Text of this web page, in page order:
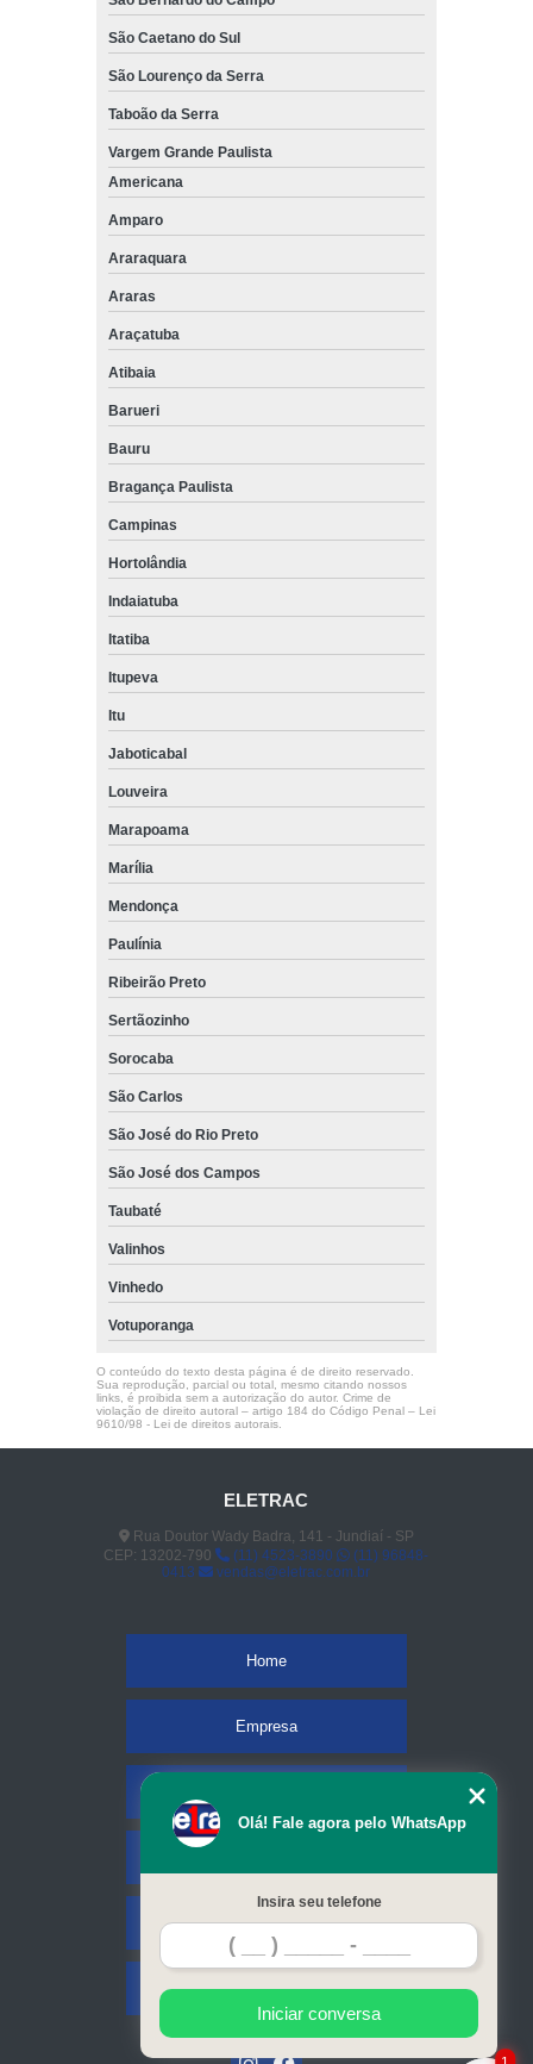
São Caetano do Sul
São Lourenço da Serra
Taboão da Serra
Vargem Grande Paulista
Americana
Amparo
Araraquara
Araras
Araçatuba
Atibaia
Barueri
Bauru
Bragança Paulista
Campinas
Hortolândia
Indaiatuba
Itatiba
Itupeva
Itu
Jaboticabal
Louveira
Marapoama
Marília
Mendonça
Paulínia
Ribeirão Preto
Sertãozinho
Sorocaba
São Carlos
São José do Rio Preto
São José dos Campos
Taubaté
Valinhos
Vinhedo
Votuporanga
O conteúdo do texto desta página é de direito reservado.
Sua reprodução, parcial ou total, mesmo citando nossos
links, é proibida sem a autorização do autor. Crime de
violação de direito autoral – artigo 184 do Código Penal – Lei
9610/98 - Lei de direitos autorais.
ELETRAC
Rua Doutor Wady Badra, 141 - Jundiaí - SP
CEP: 13202-790
(11) 4523-3890
(11) 96848-
0413
vendas@eletrac.com.br
Home
Empresa
Contato
Mapa do site
Olá! Fale agora pelo WhatsApp
Insira seu telefone
Iniciar conversa